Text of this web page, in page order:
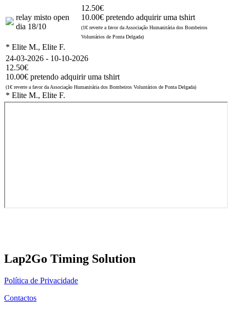
relay misto open
dia 18/10
12.50€
10.00€ pretendo adquirir uma tshirt
(1€ reverte a favor da Associação Humanitária dos Bombeiros
Voluntários de Ponta Delgada)
* Elite M., Elite F.
24-03-2026 - 10-10-2026
12.50€
10.00€ pretendo adquirir uma tshirt
(1€ reverte a favor da Associação Humanitária dos Bombeiros Voluntários de Ponta Delgada)
* Elite M., Elite F.
Lap2Go Timing Solution
Política de Privacidade
Contactos